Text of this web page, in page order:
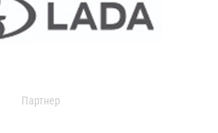
Партнер